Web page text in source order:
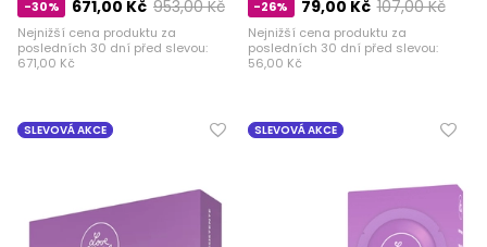
-30% 953,00 Kč
671,00 Kč
Nejnižší cena produktu za
posledních 30 dní před slevou:
671,00 Kč
-26% 107,00 Kč
79,00 Kč
Nejnižší cena produktu za
posledních 30 dní před slevou:
56,00 Kč
SLEVOVÁ AKCE SLEVOVÁ AKCE